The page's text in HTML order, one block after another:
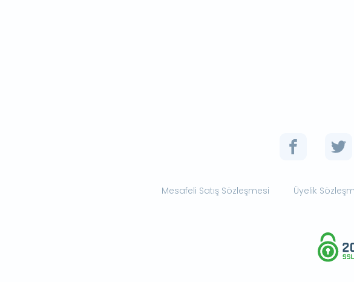
Mesafeli Satış Sözleşmesi Üyelik